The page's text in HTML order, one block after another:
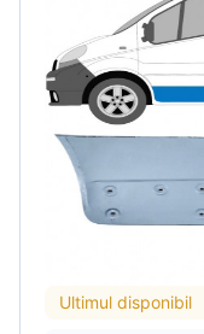
Ultimul disponibil